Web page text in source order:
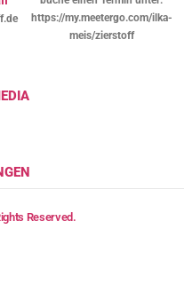
https://my.meetergo.com/ilka-
meis/zierstoff
Reserved.